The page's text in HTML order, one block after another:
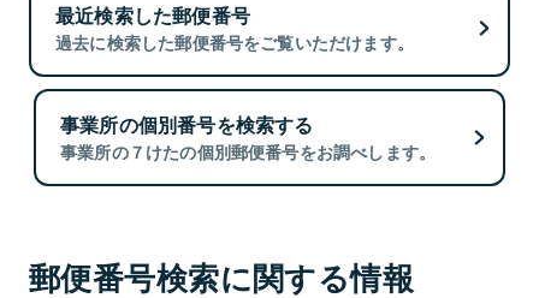
最近検索した郵便番号
過去に検索した郵便番号をご覧いただけます。
事業所の個別番号を検索する
事業所の７けたの個別郵便番号をお調べします。
郵便番号検索に関する情報